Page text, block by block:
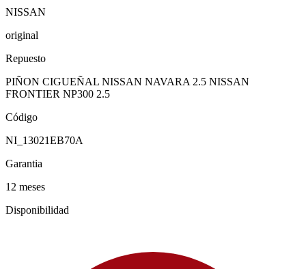
NISSAN
original
Repuesto
PIÑON CIGUEÑAL NISSAN NAVARA 2.5 NISSAN
FRONTIER NP300 2.5
Código
NI_13021EB70A
Garantia
12 meses
Disponibilidad